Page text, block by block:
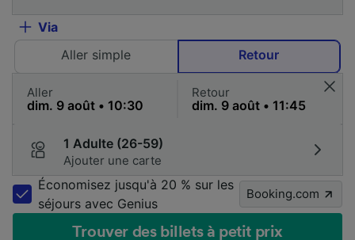
Via
Aller simple
Retour
Aller Retour
1 Adulte (26-59)
Ajouter une carte
Économisez jusqu'à 20 % sur les
séjours avec Genius
Booking.com
Trouver des billets à petit prix